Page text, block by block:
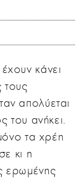
κάνει
τους
απολύεται
του ανήκει.
τα χρέη
κι η
ερωμένης